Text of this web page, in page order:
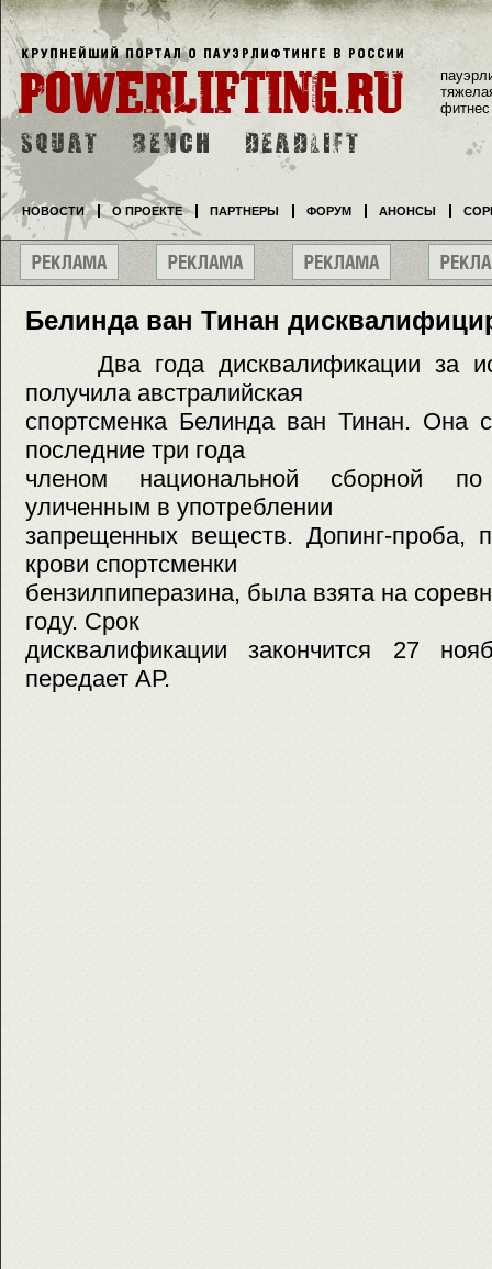
Белинда ван Тинан
Два года дисквалификации за
получила австралийская
спортсменка Белинда ван Тинан. Она
последние три года
членом национальной сборной
уличенным в употреблении
запрещенных веществ. Допинг-проба,
крови спортсменки
бензилпиперазина, была взята на
году. Срок
дисквалификации закончится 27
передает АР.
фитнес
НОВОСТИ О ПРОЕКТЕ ПАРТНЕРЫ ФОРУМ АНОНСЫ